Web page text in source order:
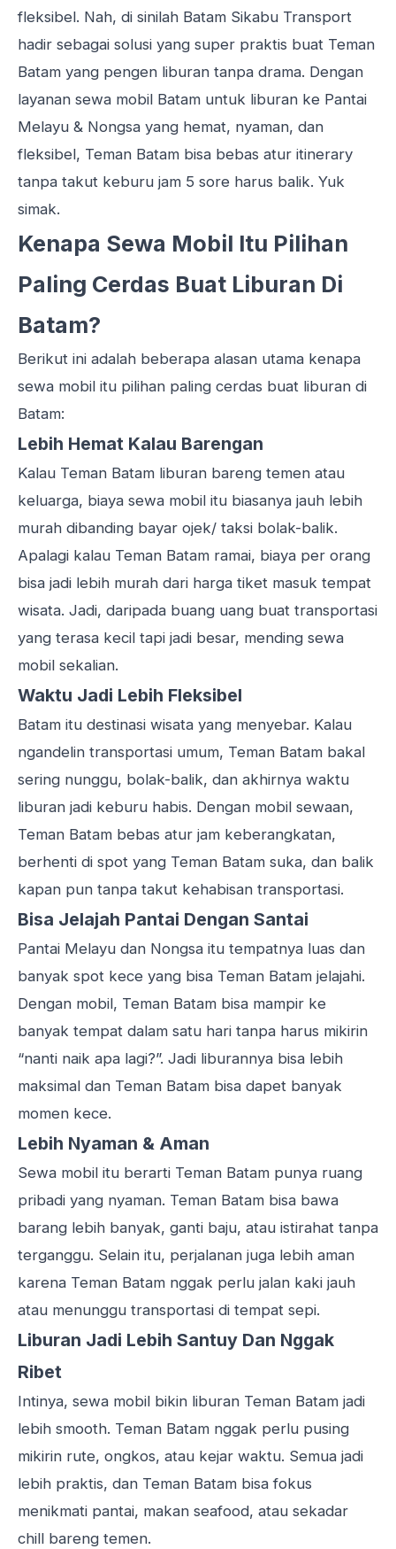
fleksibel. Nah, di sinilah Batam Sikabu Transport
hadir sebagai solusi yang super praktis buat Teman
Batam yang pengen liburan tanpa drama. Dengan
layanan sewa mobil Batam untuk liburan ke Pantai
Melayu & Nongsa yang hemat, nyaman, dan
fleksibel, Teman Batam bisa bebas atur itinerary
tanpa takut keburu jam 5 sore harus balik. Yuk
simak.
Kenapa Sewa Mobil Itu Pilihan
Paling Cerdas Buat Liburan Di
Batam?
Berikut ini adalah beberapa alasan utama kenapa
sewa mobil itu pilihan paling cerdas buat liburan di
Batam:
Lebih Hemat Kalau Barengan
Kalau Teman Batam liburan bareng temen atau
keluarga, biaya sewa mobil itu biasanya jauh lebih
murah dibanding bayar ojek/ taksi bolak-balik.
Apalagi kalau Teman Batam ramai, biaya per orang
bisa jadi lebih murah dari harga tiket masuk tempat
wisata. Jadi, daripada buang uang buat transportasi
yang terasa kecil tapi jadi besar, mending sewa
mobil sekalian.
Waktu Jadi Lebih Fleksibel
Batam itu destinasi wisata yang menyebar. Kalau
ngandelin transportasi umum, Teman Batam bakal
sering nunggu, bolak-balik, dan akhirnya waktu
liburan jadi keburu habis. Dengan mobil sewaan,
Teman Batam bebas atur jam keberangkatan,
berhenti di spot yang Teman Batam suka, dan balik
kapan pun tanpa takut kehabisan transportasi.
Bisa Jelajah Pantai Dengan Santai
Pantai Melayu dan Nongsa itu tempatnya luas dan
banyak spot kece yang bisa Teman Batam jelajahi.
Dengan mobil, Teman Batam bisa mampir ke
banyak tempat dalam satu hari tanpa harus mikirin
“nanti naik apa lagi?”. Jadi liburannya bisa lebih
maksimal dan Teman Batam bisa dapet banyak
momen kece.
Lebih Nyaman & Aman
Sewa mobil itu berarti Teman Batam punya ruang
pribadi yang nyaman. Teman Batam bisa bawa
barang lebih banyak, ganti baju, atau istirahat tanpa
terganggu. Selain itu, perjalanan juga lebih aman
karena Teman Batam nggak perlu jalan kaki jauh
atau menunggu transportasi di tempat sepi.
Liburan Jadi Lebih Santuy Dan Nggak
Ribet
Intinya, sewa mobil bikin liburan Teman Batam jadi
lebih smooth. Teman Batam nggak perlu pusing
mikirin rute, ongkos, atau kejar waktu. Semua jadi
lebih praktis, dan Teman Batam bisa fokus
menikmati pantai, makan seafood, atau sekadar
chill bareng temen.